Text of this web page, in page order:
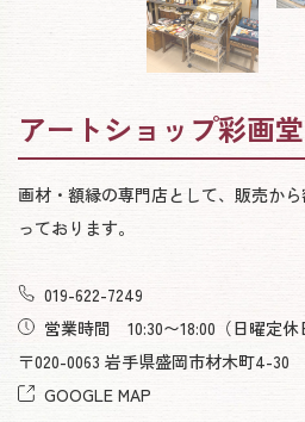
アートショップ彩画堂
画材・額縁の専門店として、販売か
っております。
019-622-7249
営業時間 10:30〜18:00 （日曜定休
〒020-0063 岩手県盛岡市材木町4-30
GOOGLE MAP